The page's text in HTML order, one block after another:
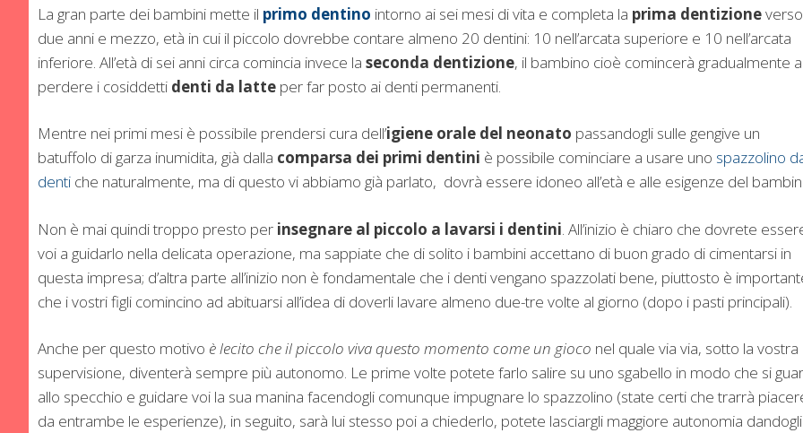
La gran parte dei bambini mette il primo dentino intorno ai sei mesi di vita e completa la prima dentizione
due anni e mezzo, età in cui il piccolo dovrebbe contare almeno 20 dentini: 10 nell’arcata superiore e 10 nell’arcata
inferiore. All’età di sei anni circa comincia invece la seconda dentizione, il bambino cioè comincerà gradualmente a
perdere i cosiddetti denti da latte per far posto ai denti permanenti.
Mentre nei primi mesi è possibile prendersi cura dell’igiene orale del neonato passandogli sulle gengive un
batuffolo di garza inumidita, già dalla comparsa dei primi dentini è possibile cominciare a usare uno spazzolino
denti che naturalmente, ma di questo vi abbiamo già parlato, dovrà essere idoneo all’età e alle esigenze del
Non è mai quindi troppo presto per insegnare al piccolo a lavarsi i dentini. All’inizio è chiaro che dovrete
voi a guidarlo nella delicata operazione, ma sappiate che di solito i bambini accettano di buon grado di cimentarsi in
questa impresa; d’altra parte all’inizio non è fondamentale che i denti vengano spazzolati bene, piuttosto è
che i vostri figli comincino ad abituarsi all’idea di doverli lavare almeno due-tre volte al giorno (dopo i pasti principali).
Anche per questo motivo è lecito che il piccolo viva questo momento come un gioco nel quale via via, sotto la vostra
supervisione, diventerà sempre più autonomo. Le prime volte potete farlo salire su uno sgabello in modo che si
allo specchio e guidare voi la sua manina facendogli comunque impugnare lo spazzolino (state certi che trarrà
da entrambe le esperienze), in seguito, sarà lui stesso poi a chiederlo, potete lasciargli maggiore autonomia dandogli